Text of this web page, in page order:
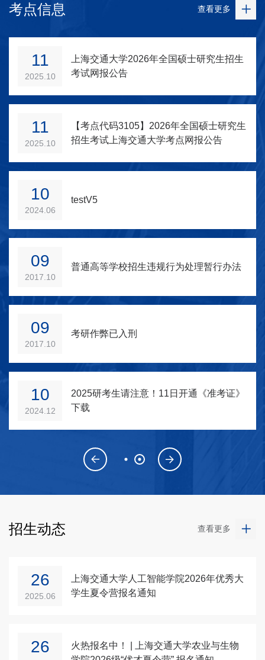
考点信息 查看更多
11
2025.10
上海交通大学2026年全国硕士研究生招生
考试网报公告
11
2025.10
【考点代码3105】2026年全国硕士研究生
招生考试上海交通大学考点网报公告
10
2024.06
testV5
09
2017.10
普通高等学校招生违规行为处理暂行办法
09
2017.10
考研作弊已入刑
10
2024.12
2025研考生请注意！11日开通《准考证》
下载
招生动态 查看更多
26
2025.06
上海交通大学人工智能学院2026年优秀大
学生夏令营报名通知
26
火热报名中！ | 上海交通大学农业与生物